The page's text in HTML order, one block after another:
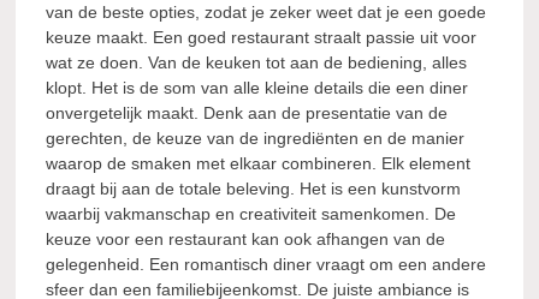
van de beste opties, zodat je zeker weet dat je een goede
keuze maakt. Een goed restaurant straalt passie uit voor
wat ze doen. Van de keuken tot aan de bediening, alles
klopt. Het is de som van alle kleine details die een diner
onvergetelijk maakt. Denk aan de presentatie van de
gerechten, de keuze van de ingrediënten en de manier
waarop de smaken met elkaar combineren. Elk element
draagt bij aan de totale beleving. Het is een kunstvorm
waarbij vakmanschap en creativiteit samenkomen. De
keuze voor een restaurant kan ook afhangen van de
gelegenheid. Een romantisch diner vraagt om een andere
sfeer dan een familiebijeenkomst. De juiste ambiance is